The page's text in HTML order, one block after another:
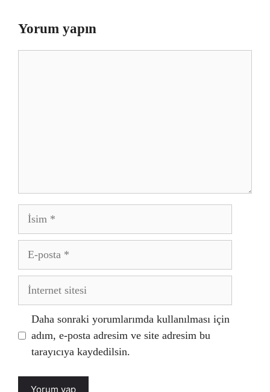
Yorum yapın
İsim
posta
İnternet
Daha sonraki yorumlarımda kullanılması için
adım, e-posta adresim ve site adresim bu
tarayıcıya kaydedilsin.